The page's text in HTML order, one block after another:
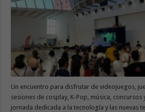
Un encuentro para disfrutar de videojuegos,
sesiones de cosplay, K-Pop, música, concursos
jornada dedicada a la tecnología y las nuevas